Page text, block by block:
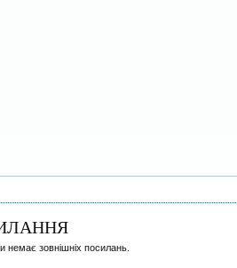
немає зовнішніх посилань.